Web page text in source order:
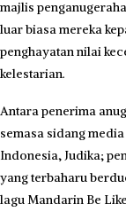
majlis
luar biasa mereka
penghayatan nilai
kelestarian.
Antara penerima
semasa sidang
Indonesia, Judika;
yang terbaharu
lagu Mandarin Be